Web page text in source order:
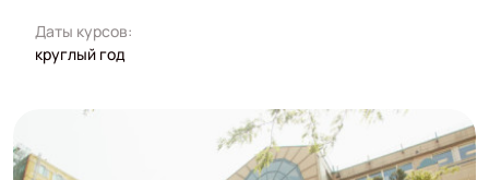
Даты курсов:
круглый год